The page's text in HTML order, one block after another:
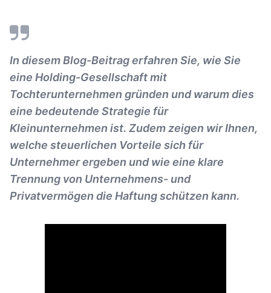
In diesem Blog-Beitrag erfahren Sie, wie Sie
eine Holding-Gesellschaft mit
Tochterunternehmen gründen und warum dies
eine bedeutende Strategie für
Kleinunternehmen ist. Zudem zeigen wir Ihnen,
welche steuerlichen Vorteile sich für
Unternehmer ergeben und wie eine klare
Trennung von Unternehmens- und
Privatvermögen die Haftung schützen kann.